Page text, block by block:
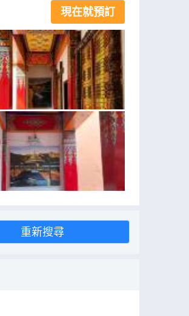
現在就預訂
重新搜尋